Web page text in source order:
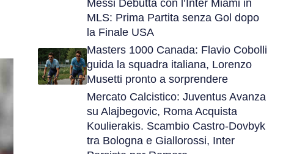
Messi Debutta con l’Inter Miami in
MLS: Prima Partita senza Gol dopo
la Finale USA
Masters 1000 Canada: Flavio Cobolli
guida la squadra italiana, Lorenzo
Musetti pronto a sorprendere
Mercato Calcistico: Juventus Avanza
su Alajbegovic, Roma Acquista
Koulierakis. Scambio Castro-Dovbyk
tra Bologna e Giallorossi, Inter